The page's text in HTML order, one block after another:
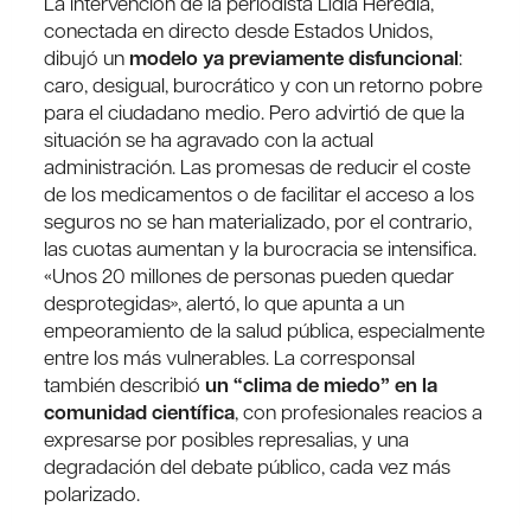
conectada en directo desde Estados Unidos,
dibujó un modelo ya previamente disfuncional:
caro, desigual, burocrático y con un retorno pobre
para el ciudadano medio. Pero advirtió de que la
situación se ha agravado con la actual
administración. Las promesas de reducir el coste
de los medicamentos o de facilitar el acceso a los
seguros no se han materializado, por el contrario,
las cuotas aumentan y la burocracia se intensifica.
«Unos 20 millones de personas pueden quedar
desprotegidas», alertó, lo que apunta a un
empeoramiento de la salud pública, especialmente
entre los más vulnerables. La corresponsal
también describió un “clima de miedo” en la
comunidad científica, con profesionales reacios a
expresarse por posibles represalias, y una
degradación del debate público, cada vez más
polarizado.